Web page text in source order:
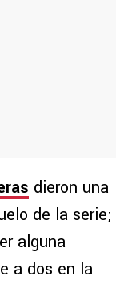
dieron una
de la serie;
alguna
a dos en la